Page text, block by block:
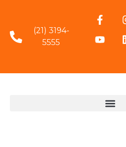
(21) 3194-
5555